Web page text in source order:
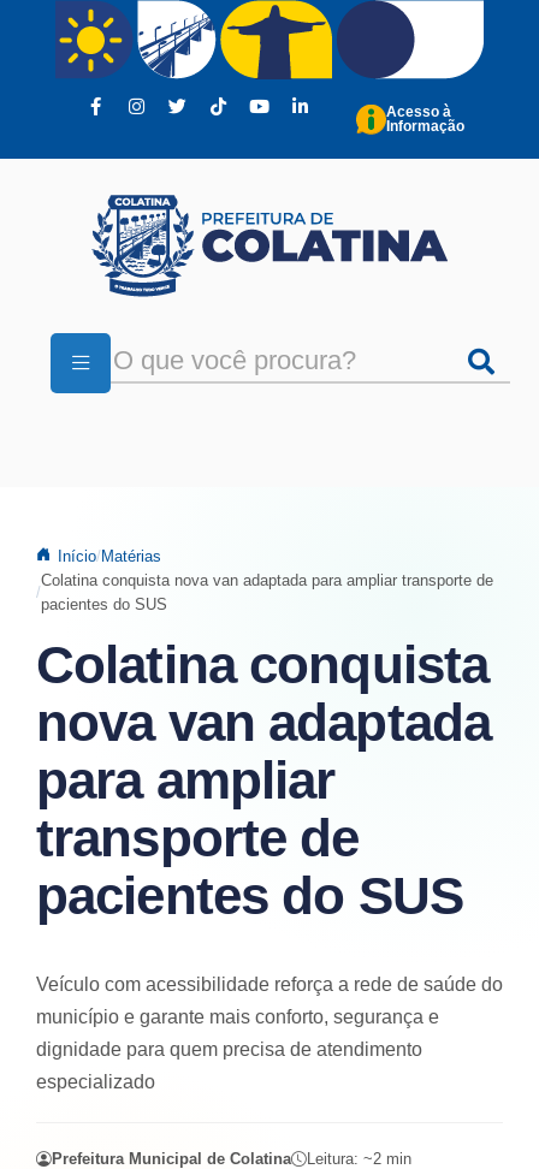
Pular para o conteúdo principal
Acesso à
Informação
Início Matérias
Colatina conquista nova van adaptada para ampliar transporte de
pacientes do SUS
Colatina conquista
nova van adaptada
para ampliar
transporte de
pacientes do SUS
Veículo com acessibilidade reforça a rede de saúde do
município e garante mais conforto, segurança e
dignidade para quem precisa de atendimento
especializado
Prefeitura Municipal de Colatina Leitura: ~2 min